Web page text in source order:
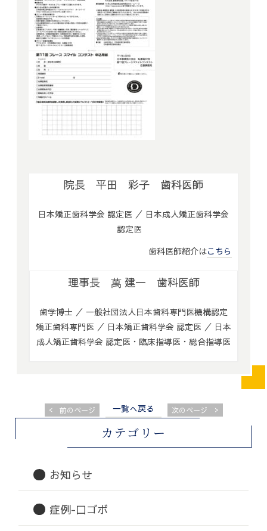
カテゴリー
お知らせ
症例-口ゴボ
院長 平田 彩子 歯科医師
日本矯正歯科学会 認定医 ／ 日本成人矯正歯科学会
認定医
歯科医師紹介はこちら
理事長 萬 建一 歯科医師
歯学博士 ／ 一般社団法人日本歯科専門医機構認定
矯正歯科専門医 ／ 日本矯正歯科学会 認定医 ／ 日本
成人矯正歯科学会 認定医・臨床指導医・総合指導医
<前のページ 一覧へ戻る 次のページ >